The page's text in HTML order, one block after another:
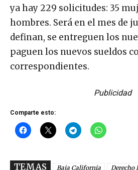
ya hay 229 solicitudes: 35
hombres. Será en el mes de
definan, se entreguen los
paguen los nuevos sueldos
correspondientes.
Publicidad
Comparte esto:
TEMAS Baja California Derecho